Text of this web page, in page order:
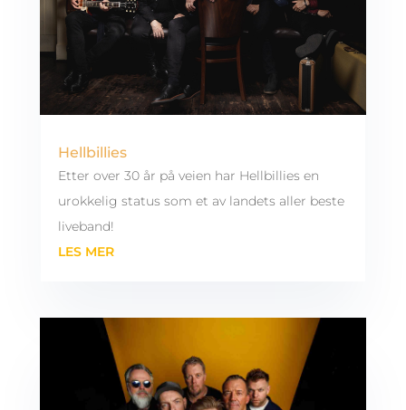
Hellbillies
Etter over 30 år på veien har Hellbillies en
urokkelig status som et av landets aller beste
liveband!
LES MER